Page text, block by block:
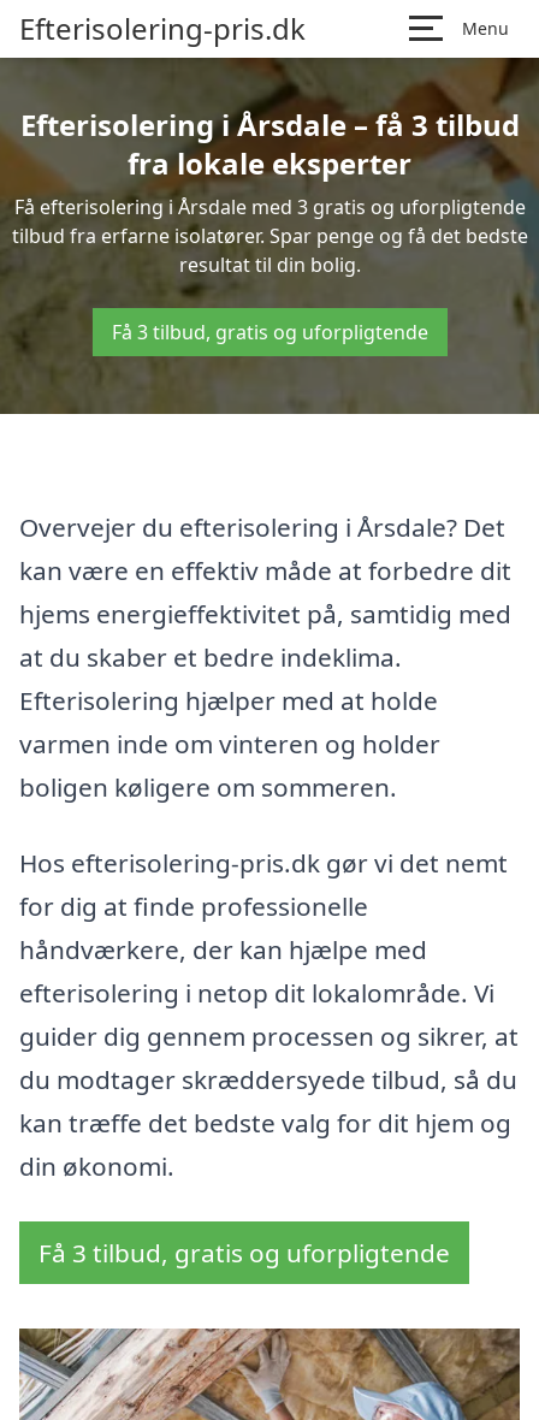
Efterisolering-pris.dk Menu
Efterisolering i Årsdale – få 3 tilbud
fra lokale eksperter
Få efterisolering i Årsdale med 3 gratis og uforpligtende
tilbud fra erfarne isolatører. Spar penge og få det bedste
resultat til din bolig.
Få 3 tilbud, gratis og uforpligtende
Overvejer du efterisolering i Årsdale? Det
kan være en effektiv måde at forbedre dit
hjems energieffektivitet på, samtidig med
at du skaber et bedre indeklima.
Efterisolering hjælper med at holde
varmen inde om vinteren og holder
boligen køligere om sommeren.
Hos efterisolering-pris.dk gør vi det nemt
for dig at finde professionelle
håndværkere, der kan hjælpe med
efterisolering i netop dit lokalområde. Vi
guider dig gennem processen og sikrer, at
du modtager skræddersyede tilbud, så du
kan træffe det bedste valg for dit hjem og
din økonomi.
Få 3 tilbud, gratis og uforpligtende